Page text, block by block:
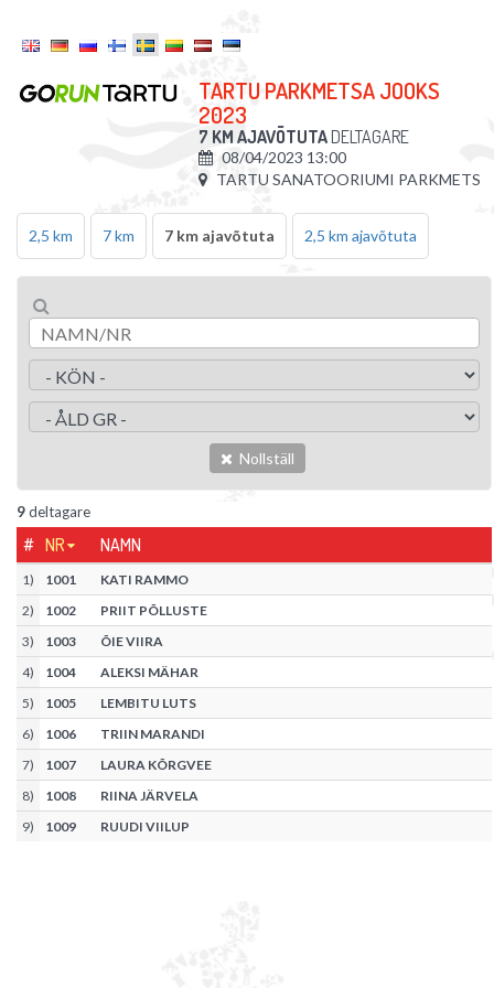
TARTU PARKMETSA JOOKS
2023
7 KM AJAVÕTUTA DELTAGARE
08/04/2023 13:00
TARTU SANATOORIUMI PARKMETS
2,5 km 7 km 7 km ajavõtuta 2,5 km ajavõtuta
Nollställ
9deltagare
# NR NAMN
1) 1001
KATI RAMMO
2) 1002
PRIIT PÕLLUSTE
3) 1003
ÕIE VIIRA
4) 1004
ALEKSI MÄHAR
5) 1005
LEMBITU LUTS
6) 1006
TRIIN MARANDI
7) 1007
LAURA KÕRGVEE
8) 1008
RIINA JÄRVELA
9) 1009 RUUDI VIILUP